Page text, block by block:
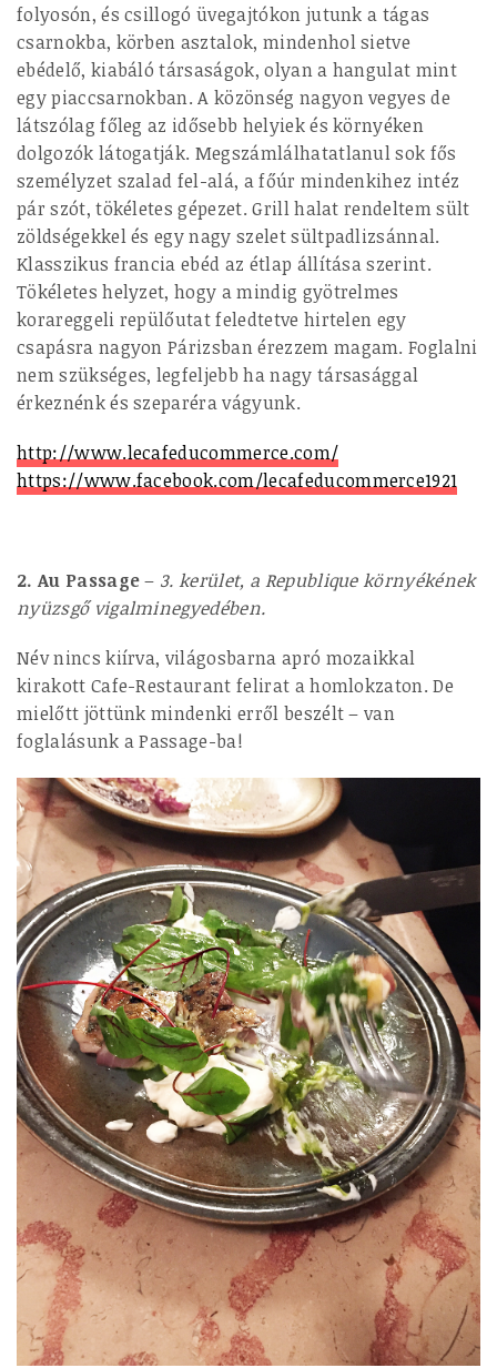
folyosón, és csillogó üvegajtókon jutunk a tágas
csarnokba, körben asztalok, mindenhol sietve
ebédelő, kiabáló társaságok, olyan a hangulat mint
egy piaccsarnokban. A közönség nagyon vegyes de
látszólag főleg az idősebb helyiek és környéken
dolgozók látogatják. Megszámlálhatatlanul sok fős
személyzet szalad fel-alá, a főúr mindenkihez intéz
pár szót, tökéletes gépezet. Grill halat rendeltem sült
zöldségekkel és egy nagy szelet sültpadlizsánnal.
Klasszikus francia ebéd az étlap állítása szerint.
Tökéletes helyzet, hogy a mindig gyötrelmes
korareggeli repülőutat feledtetve hirtelen egy
csapásra nagyon Párizsban érezzem magam. Foglalni
nem szükséges, legfeljebb ha nagy társasággal
érkeznénk és szeparéra vágyunk.
http://www.lecafeducommerce.com/
https://www.facebook.com/lecafeducommerce1921
2. Au Passage– 3. kerület, a Republique környékének
nyüzsgő vigalminegyedében.
Név nincs kiírva, világosbarna apró mozaikkal
kirakott Cafe-Restaurant felirat a homlokzaton. De
mielőtt jöttünk mindenki erről beszélt – van
foglalásunk a Passage-ba!